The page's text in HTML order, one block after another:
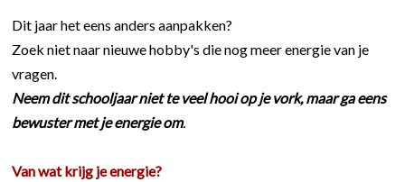
Dit jaar het eens anders aanpakken?
Zoek niet naar nieuwe hobby's die nog meer energie van je
vragen.
Neem dit schooljaar niet te veel hooi op je vork, maar ga eens
bewuster met je energie om.
Van wat krijg je energie?